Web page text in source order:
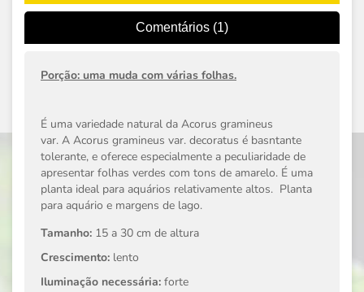
Comentários (1)
Porção: uma muda com várias folhas.
É uma variedade natural da Acorus gramineus
var. A Acorus gramineus var. decoratus é basntante
tolerante, e oferece especialmente a peculiaridade de
apresentar folhas verdes com tons de amarelo. É uma
planta ideal para aquários relativamente altos. Planta
para aquário e margens de lago.
Tamanho: 15 a 30 cm de altura
Crescimento: lento
Iluminação necessária: forte